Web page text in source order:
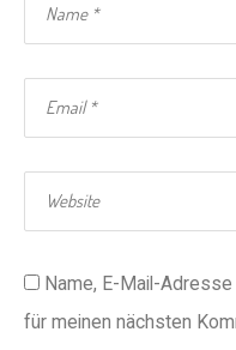
Name, E-Mail-
für meinen nächsten